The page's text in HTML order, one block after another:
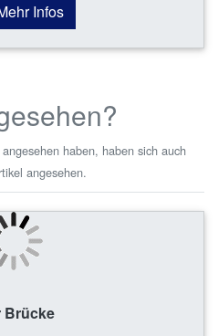
Infos
haben, haben sich auch
angesehen.
Brücke